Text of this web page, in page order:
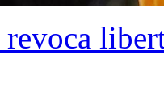
revoca